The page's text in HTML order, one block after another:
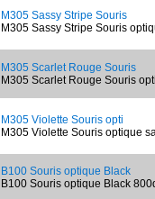
M305 Sassy Stripe Souris
M305 Sassy Stripe Souris
M305 Scarlet Rouge Souris
M305 Scarlet Rouge Souris
M305 Violette Souris opti
M305 Violette Souris optique
B100 Souris optique Black
B100 Souris optique Black